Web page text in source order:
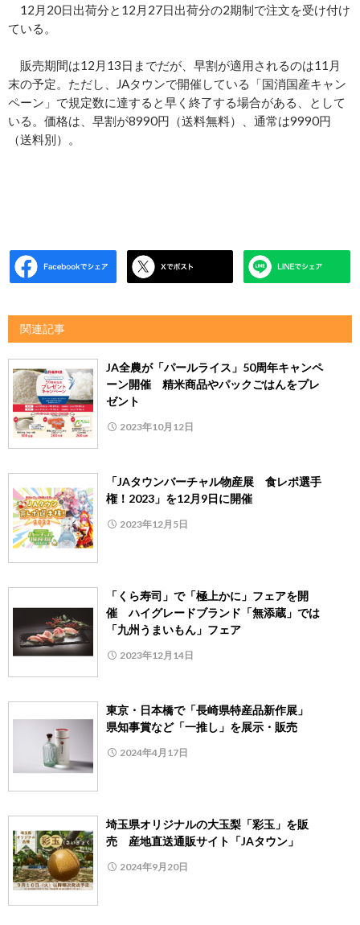
12月20日出荷分と12月27日出荷分の2期制で注文を受け付け
ている。
販売期間は12月13日までだが、早割が適用されるのは11月
末の予定。ただし、JAタウンで開催している「国消国産キャン
ペーン」で規定数に達すると早く終了する場合がある、として
いる。価格は、早割が8990円（送料無料）、通常は9990円
（送料別）。
関連記事
JA全農が「パールライス」50周年キャンペ
ーン開催 精米商品やパックごはんをプレ
ゼント
2023年10月12日
「JAタウンバーチャル物産展 食レポ選手
権！2023」を12月9日に開催
2023年12月5日
「くら寿司」で「極上かに」フェアを開
催 ハイグレードブランド「無添蔵」では
「九州うまいもん」フェア
2023年12月14日
東京・日本橋で「長崎県特産品新作展」
県知事賞など「一推し」を展示・販売
2024年4月17日
埼玉県オリジナルの大玉梨「彩玉」を販
売 産地直送通販サイト「JAタウン」
2024年9月20日